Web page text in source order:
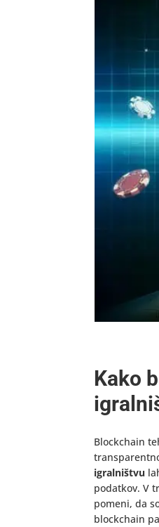
Kako
Blockchain
igralništvu
podatkov. V
pomeni, da
blockchain